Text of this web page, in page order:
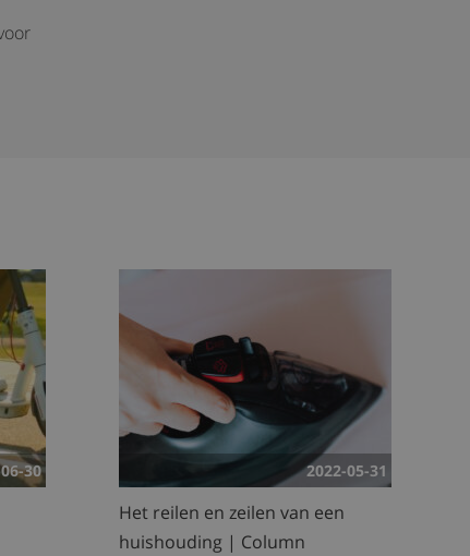
30 2022-05-31
Het reilen en zeilen van een
huishouding | Column